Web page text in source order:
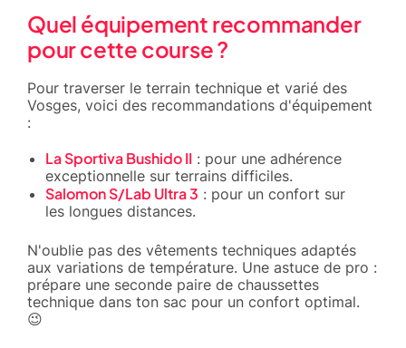
Quel équipement recommander
pour cette course ?
Pour traverser le terrain technique et varié des
Vosges, voici des recommandations d'équipement
:
La Sportiva Bushido II : pour une adhérence
exceptionnelle sur terrains difficiles.
Salomon S/Lab Ultra 3 : pour un confort sur
les longues distances.
N'oublie pas des vêtements techniques adaptés
aux variations de température. Une astuce de pro :
prépare une seconde paire de chaussettes
technique dans ton sac pour un confort optimal.
😉